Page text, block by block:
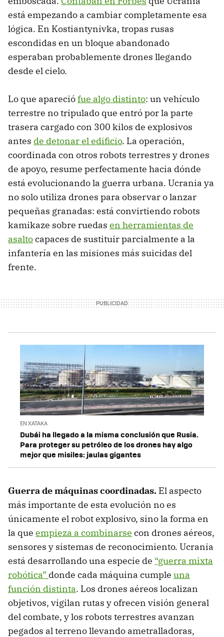
está empezando a cambiar completamente esa
lógica. En Kostiantynivka, tropas rusas
escondidas en un bloque abandonado
esperaban probablemente drones llegando
desde el cielo.
Lo que apareciófue algo distinto: un vehículo
terrestre no tripulado que entró por la parte
trasera cargado con 300 kilos de explosivos
antes de detonar el edificio. La operación,
coordinada con otros robots terrestres y drones
de apoyo, resume perfectamente hacia dónde
está evolucionando la guerra urbana. Ucrania ya
no solo utiliza drones para observar o lanzar
pequeñas granadas: está convirtiendo robots
kamikaze sobre ruedas en herramientas de
asaltocapaces de sustituir parcialmente a la
infantería en las misiones más suicidas del
frente.
EN XATAKA
Dubái ha llegado a la misma conclusión que Rusia.
Para proteger su petróleo de los drones hay algo
mejor que misiles: jaulas gigantes
Guerra de máquinas coordinadas. El aspecto
más importante de esta evolución no es
únicamente el robot explosivo, sino la forma en
la que empieza a combinarse con drones aéreos,
sensores y sistemas de reconocimiento. Ucrania
está desarrollando una especie de “guerra mixta
robótica” donde cada máquina cumple una
función distinta. Los drones aéreos localizan
objetivos, vigilan rutas y ofrecen visión general
del combate, y los robots terrestres avanzan
pegados al terreno llevando ametralladoras,